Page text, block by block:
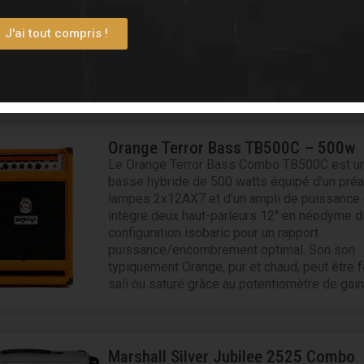
Avec ses deux canaux, sa reverb intégrée et
complet et accessible.
Orange Terror Bass TB500C – 500w
Le Orange Terror Bass Combo TB500C est
basse hybride de 500 watts équipé d’un
lampes 2x12AX7 et d’un ampli de
intègre deux haut-parleurs 12″ en néodyme
configuration isobaric pour un rapport
puissance/encombrement optimal. Son son
typiquement Orange, pur et chaud, peut être
sali ou saturé grâce au potentiomètre de
Marshall Silver Jubilee 2525 Combo
J'ai tout compris !